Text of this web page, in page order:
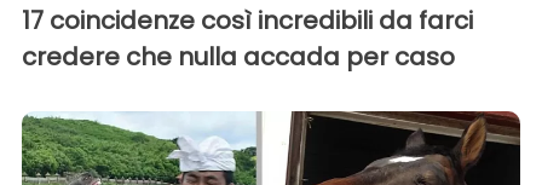
17 coincidenze così incredibili da farci
credere che nulla accada per caso